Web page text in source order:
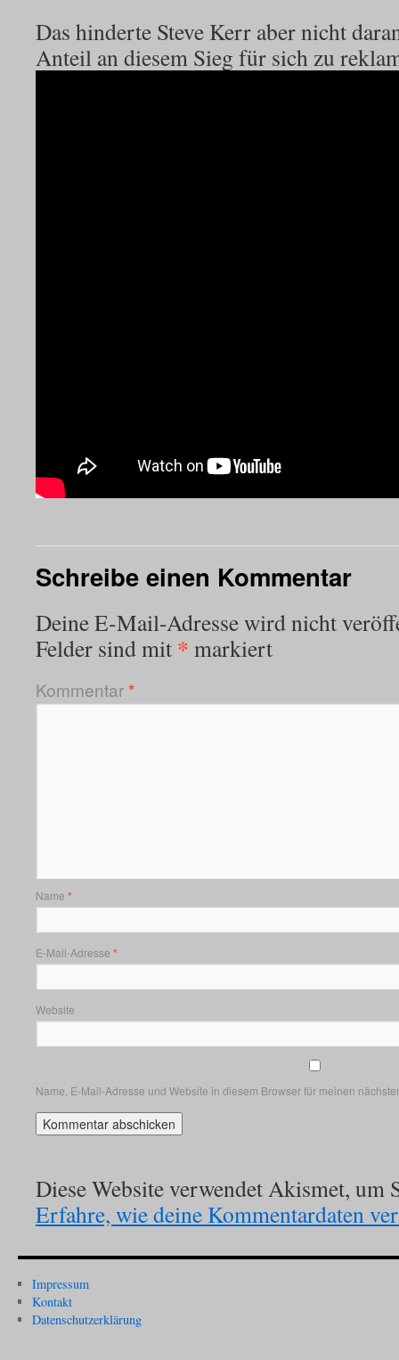
Das hinderte Steve Kerr aber nicht
Anteil an diesem Sieg für sich zu
Schreibe einen Kommentar
Deine E-Mail-Adresse wird nicht
Felder sind mit * markiert
Kommentar*
Name *
E-Mail-Adresse *
Website
Name, E-Mail-Adresse und Website in diesem Browser für meinen
Diese Website verwendet Akismet, um
Erfahre, wie deine Kommentardaten
Impressum
Kontakt
Datenschutzerklärung